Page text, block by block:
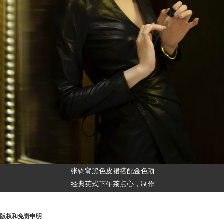
张钧甯黑色皮裙搭配金色项
经典英式下午茶点心，制作
版权和免责申明